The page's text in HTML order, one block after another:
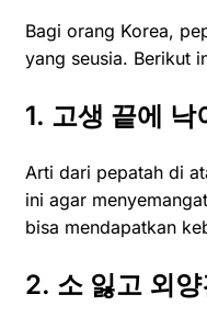
Bagi orang Korea,
yang seusia. Berikut
1. 고생 끝에 낙
Arti dari pepatah di
ini agar
bisa mendapatkan
2. 소 잃고 외